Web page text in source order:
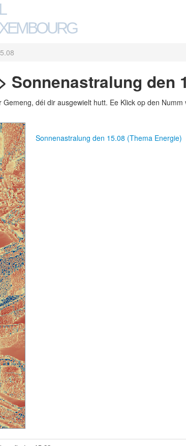
Sonnenastralung den
déi dir ausgewielt hutt. Ee Klick op den
Sonnenastralung den 15.08 (Thema Energie)